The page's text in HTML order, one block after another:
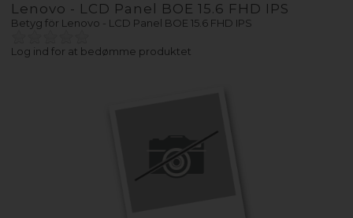
Lenovo - LCD Panel BOE 15.6 FHD IPS
Betyg för Lenovo - LCD Panel BOE 15.6 FHD IPS
Log ind for at bedømme produktet